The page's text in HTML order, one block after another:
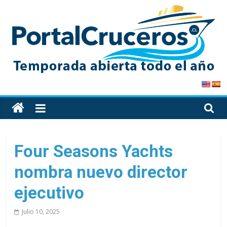
content
PortalCruceros
Toda
la
de
cruceros
en
un
solo
sitio
Four Seasons Yachts
nombra nuevo director
ejecutivo
Julio 10, 2025